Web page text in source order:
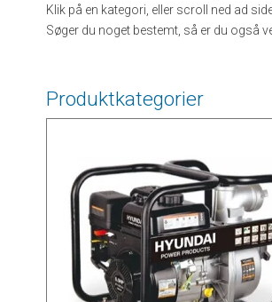
Klik på en kategori, eller scroll ned ad
Søger du noget bestemt, så er du også
Produktkategorier